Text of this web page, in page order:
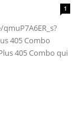
!
1
405 Combo
405 Combo qui